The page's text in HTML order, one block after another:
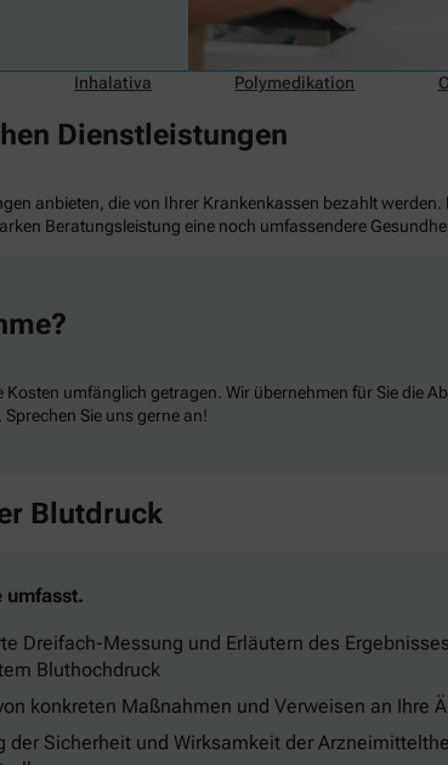
Inhalativa Polymedikation
Dienstleistungen
anbieten, die von Ihrer Krankenkassen bezahlt
Beratungsleistung eine noch umfassendere
umfänglich getragen. Wir übernehmen für Sie die
Sie uns gerne an!
Blutdruck
umfasst.
Dreifach-Messung und Erläutern des
Bluthochdruck
konkreten Maßnahmen und Verweisen an Ihre
der Sicherheit und Wirksamkeit der